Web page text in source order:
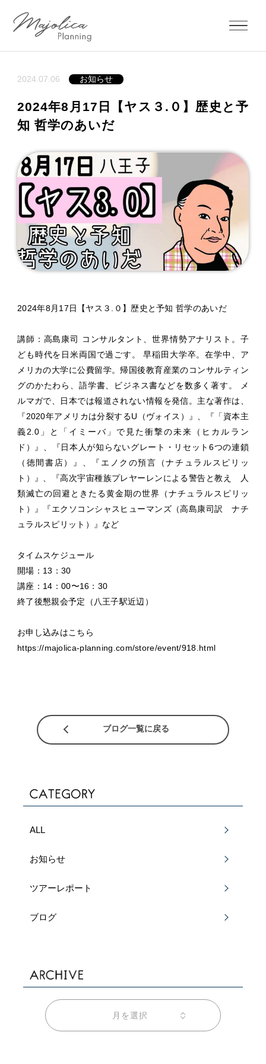
2024.07.06 お知らせ
2024年8月17日【ヤス３.０】歴史と予
知 哲学のあいだ
2024年8月17日【ヤス３.０】歴史と予知 哲学のあいだ
講師：高島康司 コンサルタント、世界情勢アナリスト。子
ども時代を日米両国で過ごす。 早稲田大学卒。在学中、ア
メリカの大学に公費留学。帰国後教育産業のコンサルティン
グのかたわら、語学書、ビジネス書などを数多く著す。 メ
ルマガで、日本では報道されない情報を発信。主な著作は、
『2020年アメリカは分裂するU（ヴォイス）』、『「資本主
義2.0」と「イミーバ」で見た衝撃の未来（ヒカルラン
ド）』、『日本人が知らないグレート・リセット6つの連鎖
（徳間書店）』、『エノクの預言（ナチュラルスピリッ
ト）』、『高次宇宙種族プレヤーレンによる警告と教え 人
類滅亡の回避ときたる黄金期の世界（ナチュラルスピリッ
ト）』『エクソコンシャスヒューマンズ（高島康司訳 ナチ
ュラルスピリット）』など
タイムスケジュール
開場：13：30
講座：14：00〜16：30
終了後懇親会予定（八王子駅近辺）
お申し込みはこちら
https://majolica-planning.com/store/event/918.html
ブログ一覧に戻る
ALL
お知らせ
ツアーレポート
ブログ
月を選択